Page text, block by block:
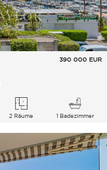
390 000 EUR
2 Räume 1 Badezimmer